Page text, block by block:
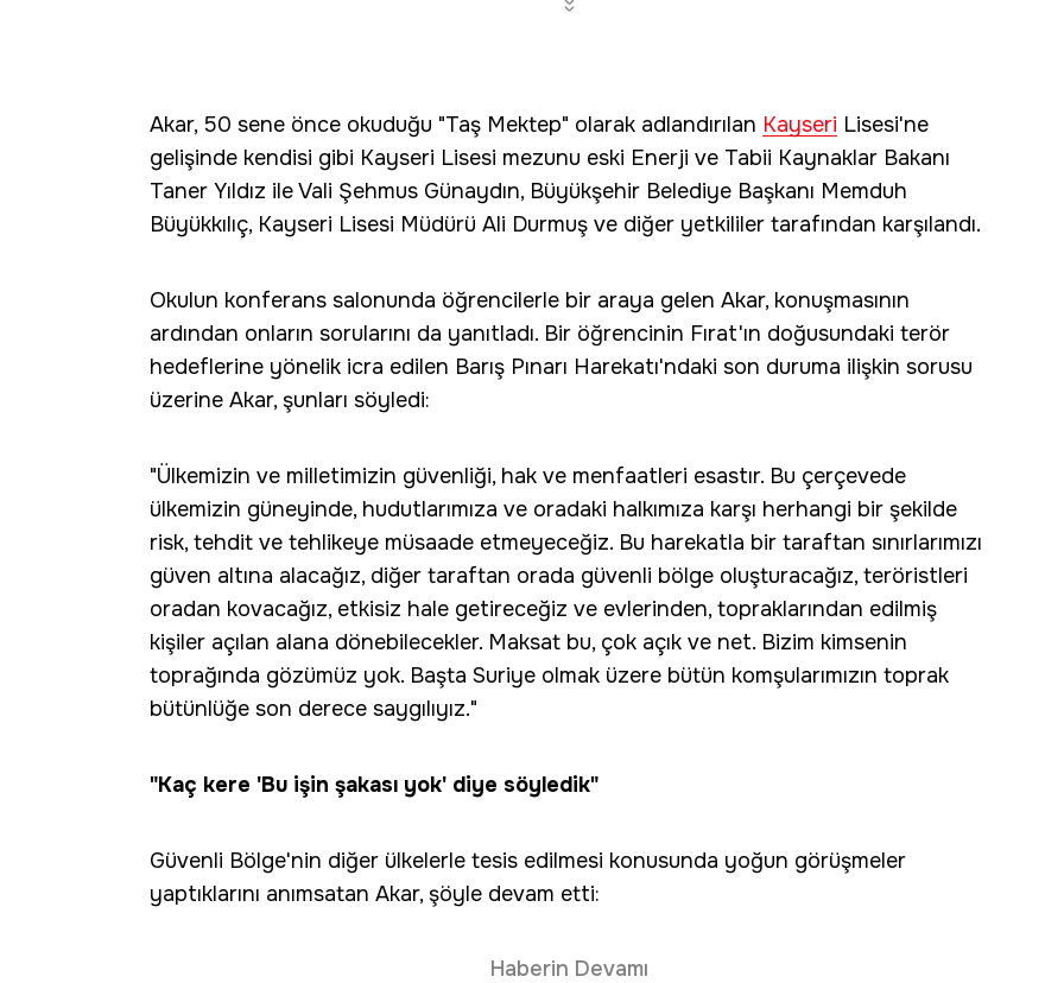
Akar, 50 sene önce okuduğu "Taş Mektep" olarak adlandırılan Kayseri Lisesi'ne
gelişinde kendisi gibi Kayseri Lisesi mezunu eski Enerji ve Tabii Kaynaklar Bakanı
Taner Yıldız ile Vali Şehmus Günaydın, Büyükşehir Belediye Başkanı Memduh
Büyükkılıç, Kayseri Lisesi Müdürü Ali Durmuş ve diğer yetkililer tarafından karşılandı.
Okulun konferans salonunda öğrencilerle bir araya gelen Akar, konuşmasının
ardından onların sorularını da yanıtladı. Bir öğrencinin Fırat'ın doğusundaki terör
hedeflerine yönelik icra edilen Barış Pınarı Harekatı'ndaki son duruma ilişkin sorusu
üzerine Akar, şunları söyledi:
"Ülkemizin ve milletimizin güvenliği, hak ve menfaatleri esastır. Bu çerçevede
ülkemizin güneyinde, hudutlarımıza ve oradaki halkımıza karşı herhangi bir şekilde
risk, tehdit ve tehlikeye müsaade etmeyeceğiz. Bu harekatla bir taraftan sınırlarımızı
güven altına alacağız, diğer taraftan orada güvenli bölge oluşturacağız, teröristleri
oradan kovacağız, etkisiz hale getireceğiz ve evlerinden, topraklarından edilmiş
kişiler açılan alana dönebilecekler. Maksat bu, çok açık ve net. Bizim kimsenin
toprağında gözümüz yok. Başta Suriye olmak üzere bütün komşularımızın toprak
bütünlüğe son derece saygılıyız."
"Kaç kere 'Bu işin şakası yok' diye söyledik"
Güvenli Bölge'nin diğer ülkelerle tesis edilmesi konusunda yoğun görüşmeler
yaptıklarını anımsatan Akar, şöyle devam etti:
Haberin Devamı